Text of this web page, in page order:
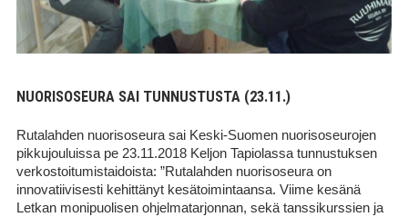
NUORISOSEURA SAI TUNNUSTUSTA (23.11.)
Rutalahden nuorisoseura sai Keski-Suomen nuorisoseurojen
pikkujouluissa pe 23.11.2018 Keljon Tapiolassa tunnustuksen
verkostoitumistaidoista: ”Rutalahden nuorisoseura on
innovatiivisesti kehittänyt kesätoimintaansa. Viime kesänä
Letkan monipuolisen ohjelmatarjonnan, sekä tanssikurssien ja